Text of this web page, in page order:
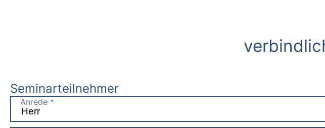
Seminarteilnehmer